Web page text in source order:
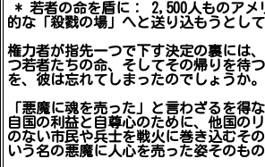
* 若者の命を盾に： 2,500人ものアメ
的な「殺戮の場」へと送り込もうとして
権力者が指先一つで下す決定の裏には
つ若者たちの命、そしてその帰りを待
を、彼は忘れてしまったのでしょうか。
「悪魔に魂を売った」と言わざるを得
自国の利益と自尊心のために、他国の
のない市民や兵士を戦火に巻き込むそ
いう名の悪魔に人心を売った姿そのもの